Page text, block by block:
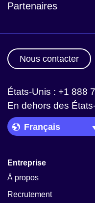
Partenaires
Nous contacter
États-Unis : +1 888
En dehors des
Language Picker
Entreprise
À propos
Recrutement